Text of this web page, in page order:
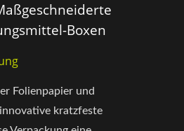
Boxen
Folienpapier und
kratzfeste